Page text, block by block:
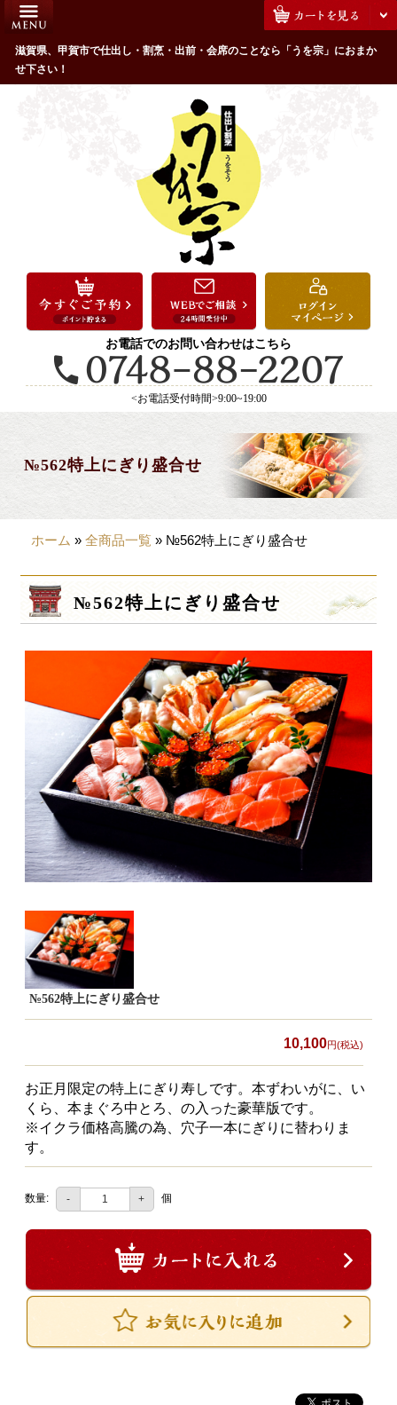
滋賀県、甲賀市で仕出し・割烹・出前・会席のことなら「うを宗」におまか
せ下さい！
お電話でのお問い合わせはこちら
<お電話受付時間>9:00~19:00
№562特上にぎり盛合せ
HOME
うを宗のこだわり
配達エリア・注文方法
お祝い・ハレの日
法事・法要
接待・おもてなし
会議・セミナー弁当
製薬会社様向け
観光・行楽
価格から選ぶ
~999円
3,000~3999円
4,000~7999円
8,000円~
食材から選ぶ
お肉メイン弁当
お野菜メイン弁当
旬の食材弁当
種類から選ぶ
四得オードブル
寿司・会席膳
高級弁当
オードブル
一品料理
お食い初め・お子様膳
無料貸し出し
ランキング
ホーム »全商品一覧 » №562特上にぎり盛合せ
№562特上にぎり盛合せ
№562特上にぎり盛合せ
10,100円(税込)
お正月限定の特上にぎり寿しです。本ずわいがに、い
くら、本まぐろ中とろ、の入った豪華版です。
※イクラ価格高騰の為、穴子一本にぎりに替わりま
す。
数量: - + 個